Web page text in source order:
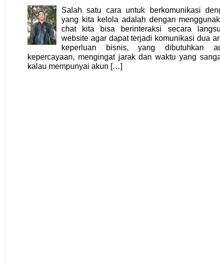
Salah satu cara untuk berkomunikasi
yang kita kelola adalah dengan
chat kita bisa berinteraksi secara
website agar dapat terjadi komunikasi dua
keperluan bisnis, yang dibutuhkan
kepercayaan, mengingat jarak dan waktu yang
kalau mempunyai akun […]